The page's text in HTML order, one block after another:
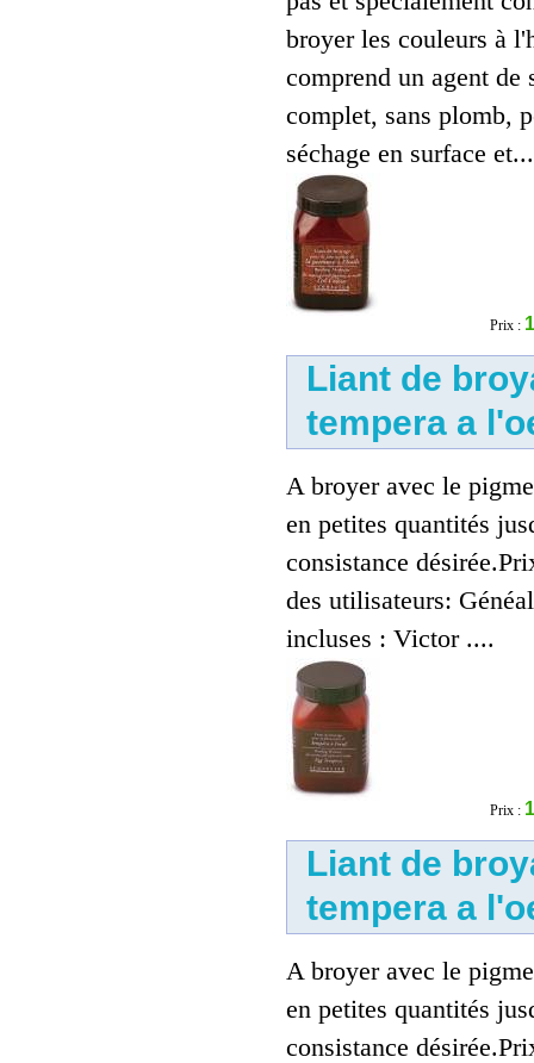
broyer les couleurs à
comprend un agent de
complet, sans plomb,
séchage en surface
Prix :
Liant de
tempera a
A broyer avec le
en petites quantités
consistance
des utilisateurs:
incluses : Victor ....
Prix :
Liant de
tempera a
A broyer avec le
en petites quantités
consistance